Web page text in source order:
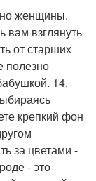
женщины.
взглянуть
от старших
полезно
14.
крепкий фон
за цветами -
- это